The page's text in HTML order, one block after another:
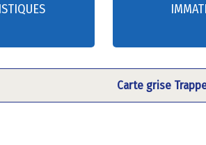
Carte grise